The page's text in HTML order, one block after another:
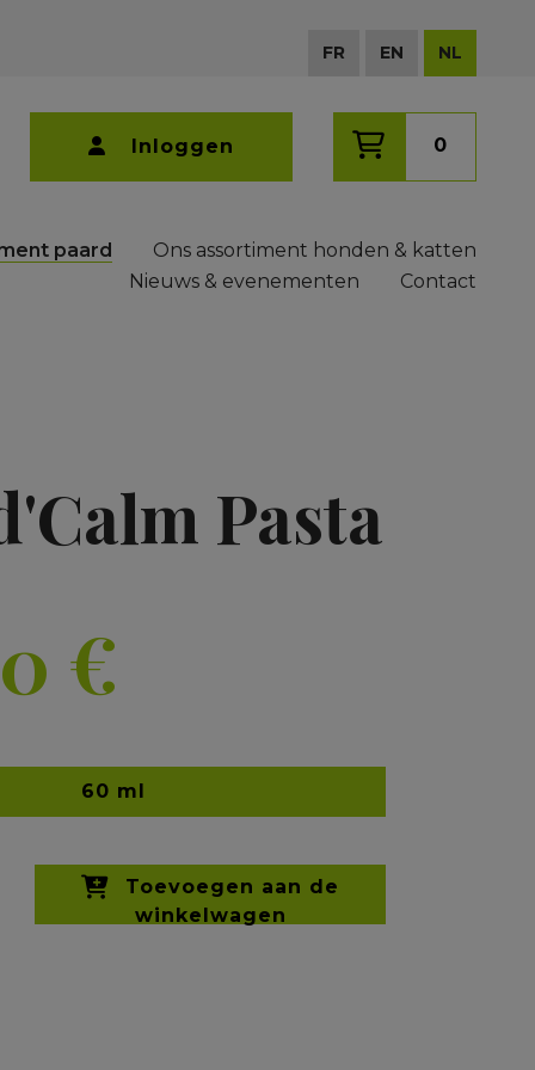
FR EN NL
Inloggen 0
paard
Ons assortiment honden & katten
Nieuws & evenementen
Contact
Pasta
€
60 ml
Toevoegen aan de
winkelwagen